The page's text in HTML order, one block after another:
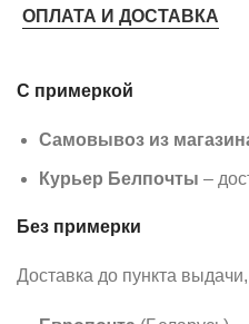
ОПЛАТА И ДОСТАВКА
С примеркой
Самовывоз из
Курьер Белпочты –
Без примерки
Доставка до пункта выдачи,